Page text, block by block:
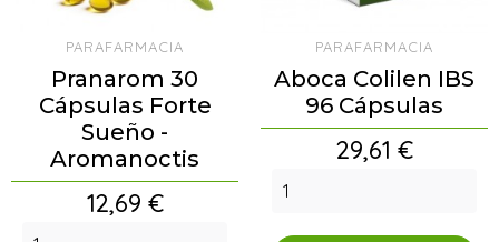
PARAFARMACIA
Pranarom 30
Cápsulas Forte
Sueño -
Aromanoctis
Precio
12,69 €
PARAFARMACIA
Aboca Colilen IBS
96 Cápsulas
Precio
29,61 €